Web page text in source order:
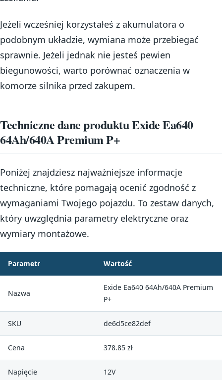
Jeżeli wcześniej korzystałeś z akumulatora o
podobnym układzie, wymiana może przebiegać
sprawnie. Jeżeli jednak nie jesteś pewien
biegunowości, warto porównać oznaczenia w
komorze silnika przed zakupem.
Techniczne dane produktu Exide Ea640
64Ah/640A Premium P+
Poniżej znajdziesz najważniejsze informacje
techniczne, które pomagają ocenić zgodność z
wymaganiami Twojego pojazdu. To zestaw danych,
który uwzględnia parametry elektryczne oraz
wymiary montażowe.
Parametr Wartość
Nazwa
Exide Ea640 64Ah/640A Premium
P+
SKU de6d5ce82def
Cena 378.85 zł
Napięcie 12V